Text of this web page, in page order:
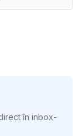
în inbox-